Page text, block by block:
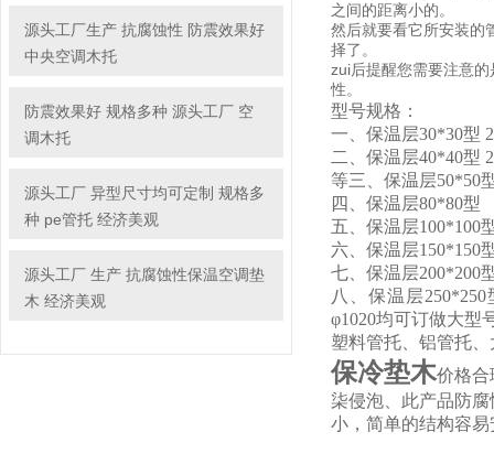
源头工厂生产 抗腐蚀性 防震效果好
中央空调木托
防震效果好 规格多种 源头工厂 空
调木托
源头工厂 异型尺寸均可定制 规格多
种 pe管托 经济美观
源头工厂 生产 抗腐蚀性保温空调垫
木 经济美观
之间的距离小的。
然后就要看它所安装的
择了。
zui后提醒您需要注意
性。
型号规格：
一、保温层30*30型
二、保温层40*40型
等三、保温层50*50
四、保温层80*80型
五、保温层100*100
六、保温层150*150
七、保温层200*200
八、保温层250*250
φ1020均可订做大型
塑料管托、铝管托
保冷垫木价格合
柒侵泡、此产品防
小，简单的结构容